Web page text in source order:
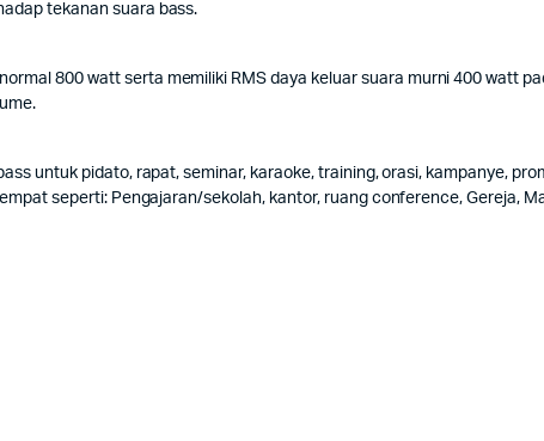
tekanan suara bass.
800 watt serta memiliki RMS daya keluar suara murni 400 watt
untuk pidato, rapat, seminar, karaoke, training, orasi, kampanye,
seperti: Pengajaran/sekolah, kantor, ruang conference, Gereja,